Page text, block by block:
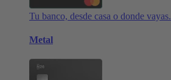
Tu banco, desde casa o donde vayas.
Metal